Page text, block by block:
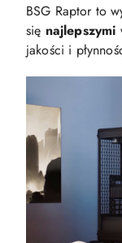
BSG Raptor to
się najlepszymi
jakości i